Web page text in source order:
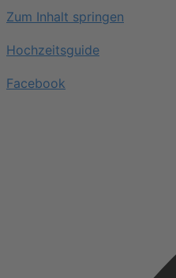
Zum Inhalt springen
Hochzeitsguide
Facebook